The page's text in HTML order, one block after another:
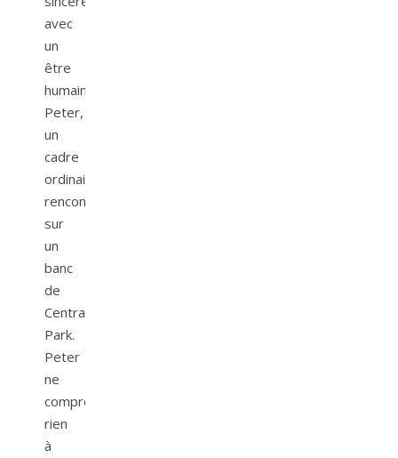
avec
un
être
humain,
Peter,
un
cadre
ordinaire
rencontré
sur
un
banc
de
Central
Park.
Peter
ne
comprend
rien
à